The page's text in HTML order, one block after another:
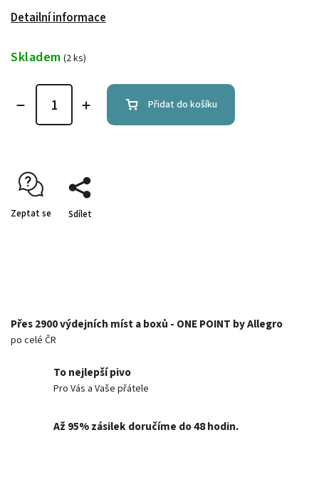
Detailní informace
Skladem (2 ks)
Přidat do košíku
Zeptat se Sdílet
Přes 2900 výdejních míst a boxů - ONE POINT by Allegro
po celé ČR
To nejlepší pivo
Pro Vás a Vaše přátele
Až 95% zásilek doručíme do 48 hodin.